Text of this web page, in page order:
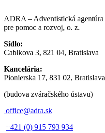
ADRA – Adventistická agentúra
pre pomoc a rozvoj, o. z.
Sídlo:
Cablkova 3, 821 04, Bratislava
Kancelária:
Pionierska 17, 831 02, Bratislava
(budova zváračského ústavu)
office@adra.sk
+421 (0) 915 793 934